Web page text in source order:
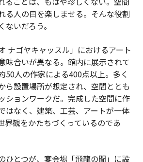
る人の目を楽しませる。そんな役割
いだろう。
ナゴヤキャッスル」におけるアート
味合いが異なる。館内に展示されて
50人の作家による400点以上。多く
ら設置場所が想定され、空間ととも
ションワークだ。完成した空間に作
はなく、建築、工芸、アートが一体
界観をかたちづくっているのであ
ひとつが、宴会場「飛龍の間」に設